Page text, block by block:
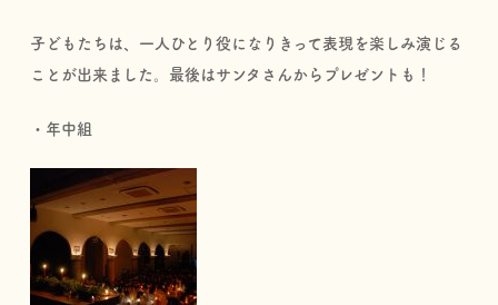
子どもたちは、一人ひとり役になりきって表現を楽しみ演じる
ことが出来ました。最後はサンタさんからプレゼントも！
・年中組